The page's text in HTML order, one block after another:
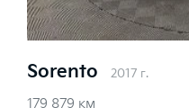
Sorento 2017 г.
179 879 км